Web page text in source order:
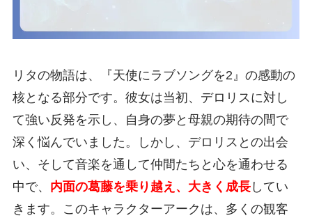
リタの物語は、『天使にラブソングを2』の感動の
核となる部分です。彼女は当初、デロリスに対し
て強い反発を示し、自身の夢と母親の期待の間で
深く悩んでいました。しかし、デロリスとの出会
い、そして音楽を通して仲間たちと心を通わせる
中で、 内面の葛藤を乗り越え、大きく成長してい
きます。このキャラクターアークは、多くの観客